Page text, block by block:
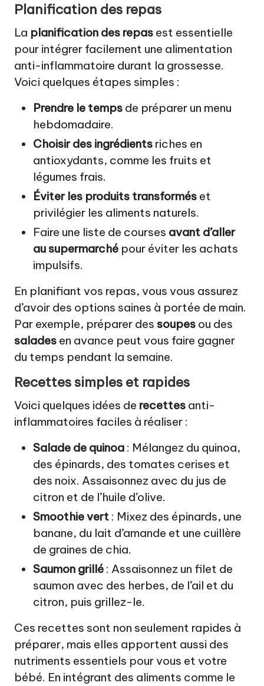
Planification des repas
La planification des repas est essentielle
pour intégrer facilement une alimentation
anti-inflammatoire durant la grossesse.
Voici quelques étapes simples :
Prendre le temps de préparer un menu
hebdomadaire.
Choisir des ingrédients riches en
antioxydants, comme les fruits et
légumes frais.
Éviter les produits transformés et
privilégier les aliments naturels.
Faire une liste de courses avant d’aller
au supermarché pour éviter les achats
impulsifs.
En planifiant vos repas, vous vous assurez
d’avoir des options saines à portée de main.
Par exemple, préparer des soupes ou des
salades en avance peut vous faire gagner
du temps pendant la semaine.
Recettes simples et rapides
Voici quelques idées de recettes anti-
inflammatoires faciles à réaliser :
Salade de quinoa : Mélangez du quinoa,
des épinards, des tomates cerises et
des noix. Assaisonnez avec du jus de
citron et de l’huile d’olive.
Smoothie vert : Mixez des épinards, une
banane, du lait d’amande et une cuillère
de graines de chia.
Saumon grillé : Assaisonnez un filet de
saumon avec des herbes, de l’ail et du
citron, puis grillez-le.
Ces recettes sont non seulement rapides à
préparer, mais elles apportent aussi des
nutriments essentiels pour vous et votre
bébé. En intégrant des aliments comme le